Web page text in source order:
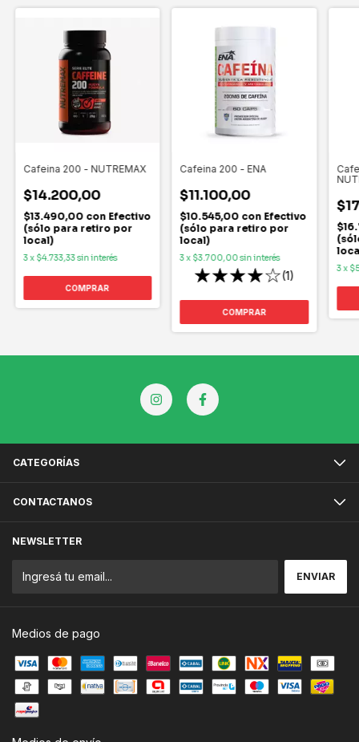
Cafeina 200 - NUTREMAX
$14.200,00
$13.490,00 con Efectivo
(sólo para retiro por
local)
3x $4.733,33sin interés
Cafeina 200 - ENA
$11.100,00
$10.545,00 con Efectivo
(sólo para retiro por
local)
3x $3.700,00sin interés
(1) 3x
CATEGORÍAS
CONTACTANOS
NEWSLETTER
Medios de pago